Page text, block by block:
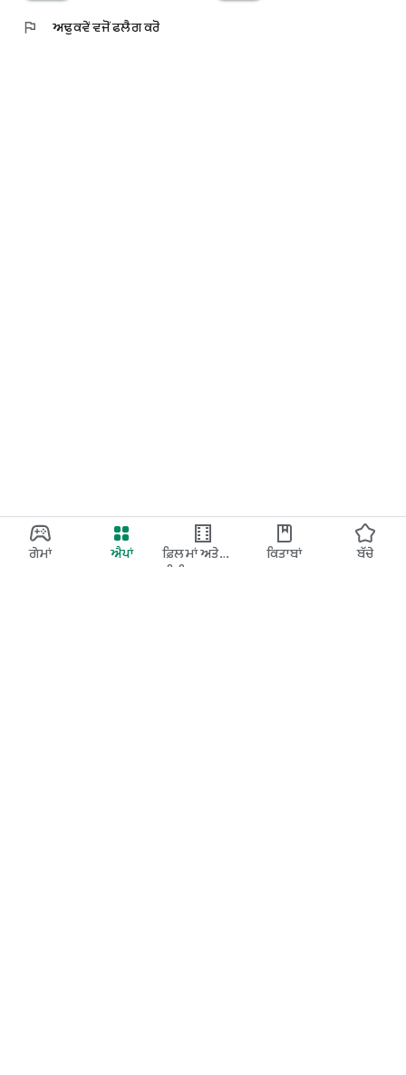
ਗੇਮਾਂ ਐਪਾਂ
ਫ਼ਿਲਮਾਂ ਅਤੇ
ਟੀਵੀ
ਕਿਤਾਬਾਂ ਬੱਚੇ
flag ਅਢੁਕਵੇਂ ਵਜੋਂ ਫਲੈਗ ਕਰੋ